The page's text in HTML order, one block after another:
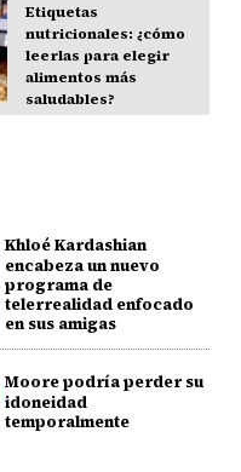
Etiquetas
nutricionales: ¿cómo
leerlas para elegir
alimentos más
saludables?
Khloé Kardashian
encabeza un nuevo
programa de
telerrealidad enfocado
en sus amigas
Moore podría perder su
idoneidad
temporalmente